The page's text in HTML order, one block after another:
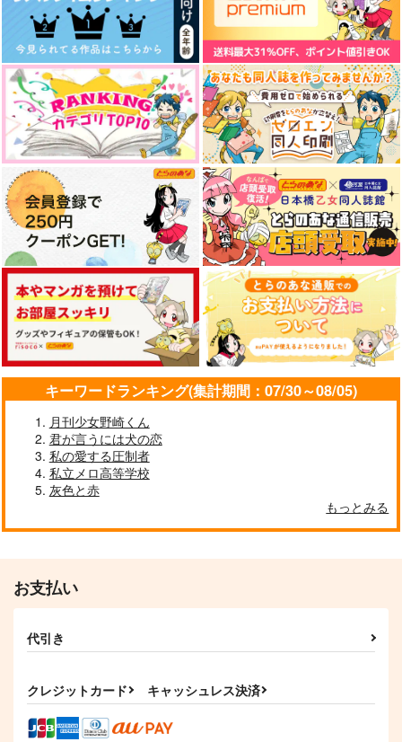
温泉旅行にいってきま
した。
こめぴの杜
880円（税込）
小竜景光×後家兼光
サンプル
作品詳細
【再販】おがぴの家の
フォ杉ちゃん
すきがおおい
787円（税込）
尾形百之助×杉元佐一
サンプル
作品詳細
ミス田アンソロジー第
3弾「さあ 参りましょ
う」
白紫月
2,672円（税込）
三篠×田沼要
サンプル
作品詳細
きみはぼくを裏切らな
好機命中
円 （税込）
ホイップ
あけぼの
315
竈門炭治郎×栗花落カナヲ
キーワードランキング(集計期間：07/30～08/05)
月刊少女野崎くん
君が言うには犬の恋
私の愛する圧制者
私立メロ高等学校
灰色と赤
もっとみる
お支払い
代引き
クレジットカード キャッシュレス決済